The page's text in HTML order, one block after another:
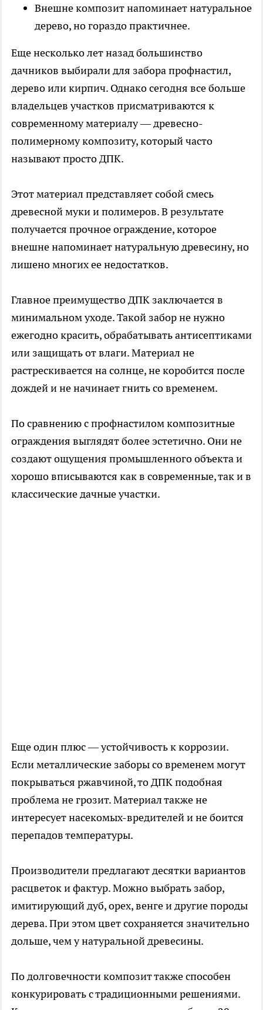
Внешне композит напоминает натуральное
дерево, но гораздо практичнее.
Еще несколько лет назад большинство
дачников выбирали для забора профнастил,
дерево или кирпич. Однако сегодня все больше
владельцев участков присматриваются к
современному материалу — древесно-
полимерному композиту, который часто
называют просто ДПК.
Этот материал представляет собой смесь
древесной муки и полимеров. В результате
получается прочное ограждение, которое
внешне напоминает натуральную древесину, но
лишено многих ее недостатков.
Главное преимущество ДПК заключается в
минимальном уходе. Такой забор не нужно
ежегодно красить, обрабатывать антисептиками
или защищать от влаги. Материал не
растрескивается на солнце, не коробится после
дождей и не начинает гнить со временем.
По сравнению с профнастилом композитные
ограждения выглядят более эстетично. Они не
создают ощущения промышленного объекта и
хорошо вписываются как в современные, так и в
классические дачные участки.
Еще один плюс — устойчивость к коррозии.
Если металлические заборы со временем могут
покрываться ржавчиной, то ДПК подобная
проблема не грозит. Материал также не
интересует насекомых-вредителей и не боится
перепадов температуры.
Производители предлагают десятки вариантов
расцветок и фактур. Можно выбрать забор,
имитирующий дуб, орех, венге и другие породы
дерева. При этом цвет сохраняется значительно
дольше, чем у натуральной древесины.
По долговечности композит также способен
конкурировать с традиционными решениями.